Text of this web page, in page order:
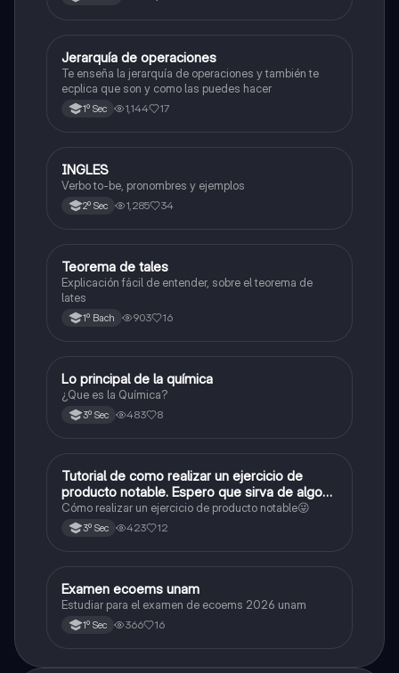
Matemáticas
Jerarquía de operaciones
Te enseña la jerarquía de operaciones y también te
ecplica que son y como las puedes hacer
1º Sec 1,144 17
Inglés
INGLES
Verbo to-be, pronombres y ejemplos
2º Sec 1,285 34
Matemáticas
Teorema de tales
Explicación fácil de entender, sobre el teorema de
lates
1º Bach 903 16
Química
Lo principal de la química
¿Que es la Química?
3º Sec 483 8
Matemáticas
Tutorial de como realizar un ejercicio de
producto notable. Espero que sirva de algo💕
😜
Cómo realizar un ejercicio de producto notable😜
3º Sec 423 12
Español
Examen ecoems unam
Estudiar para el examen de ecoems 2026 unam
1º Sec 366 16